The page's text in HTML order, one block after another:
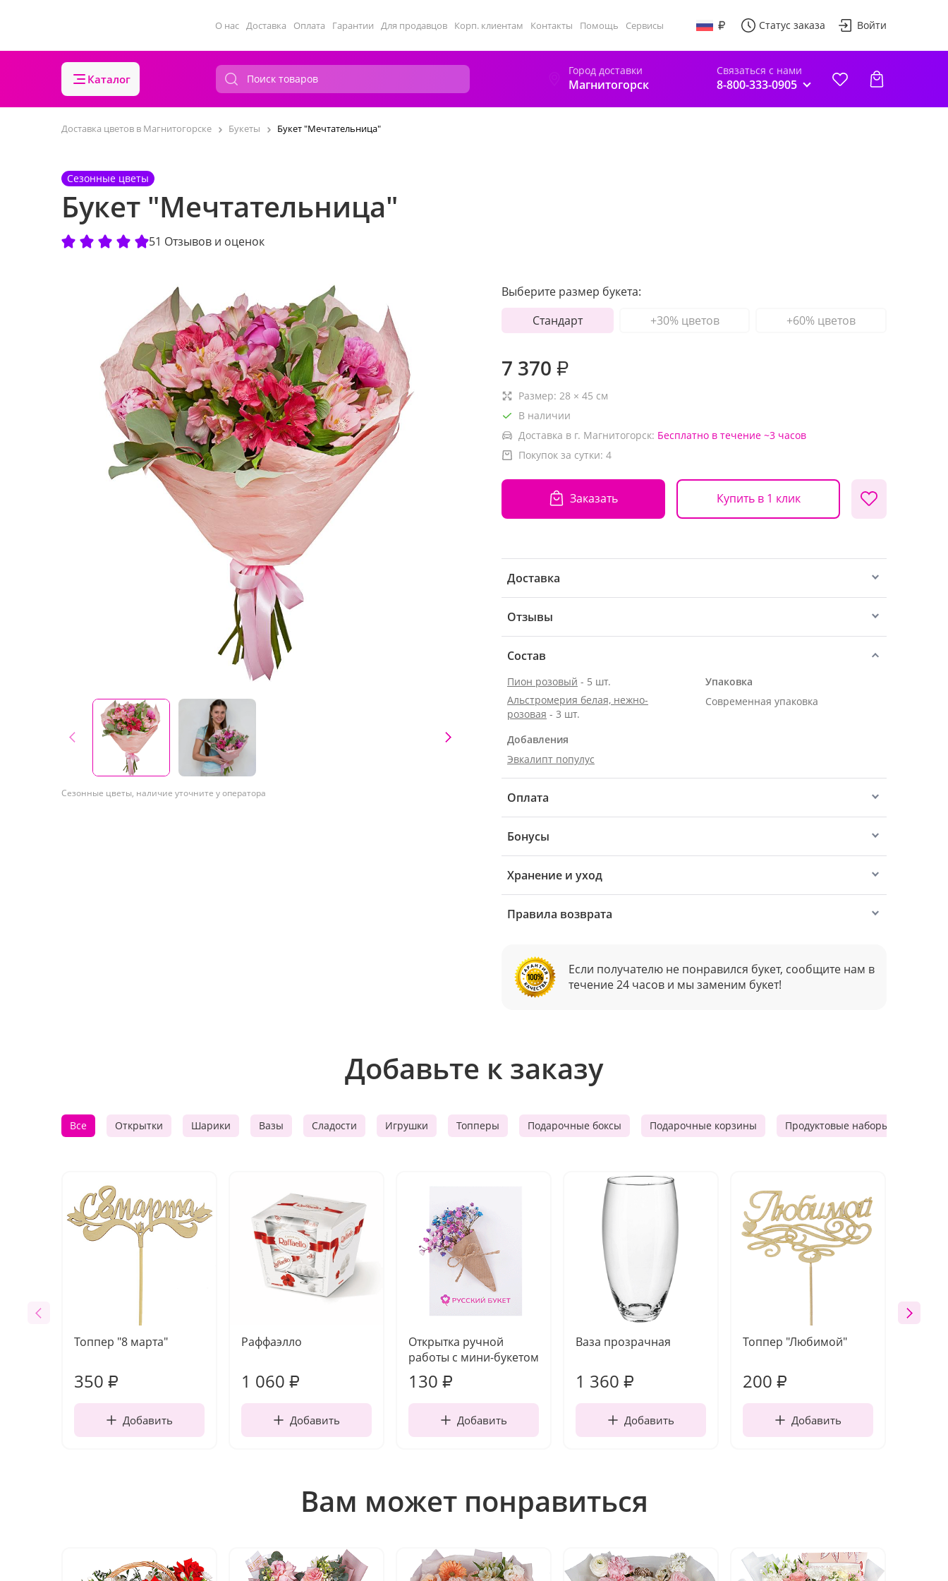
О нас Доставка Оплата Гарантии Для продавцов Корп. клиентам Контакты Помощь Сервисы Статус заказа Войти
Каталог
Город доставки
Магнитогорск
Связаться с нами
8-800-333-0905
Доставка цветов в Магнитогорске Букеты Букет "Мечтательница"
Сезонные цветы
Букет "Мечтательница"
51 Отзывов и оценок
Сезонные цветы, наличие уточните у оператора
Выберите размер букета:
Стандарт
+30% цветов +60% цветов
7 370 ₽
Размер: 28 × 45 см
В наличии
Доставка в г. Магнитогорск: Бесплатно в течение ~3 часов
Покупок за сутки: 4
Заказать Купить в 1 клик
Доставка
Отзывы
Состав
Пион розовый - 5 шт.
Альстромерия белая, нежно-
розовая - 3 шт.
Добавления
Эвкалипт популус
Упаковка
Современная упаковка
Оплата
Бонусы
Хранение и уход
Правила возврата
Если получателю не понравился букет, сообщите нам в
течение 24 часов и мы заменим букет!
Добавьте к заказу
Все Открытки Шарики Вазы Сладости Игрушки Топперы Подарочные боксы Подарочные корзины Продуктовые наборы
Топпер "8 марта"
350 ₽
Добавить
Раффаэлло
1 060 ₽
Добавить
Открытка ручной
работы с мини-букетом
130 ₽
Добавить
Ваза прозрачная
1 360 ₽
Добавить
Топпер "Любимой"
200 ₽
Добавить
Вам может понравиться